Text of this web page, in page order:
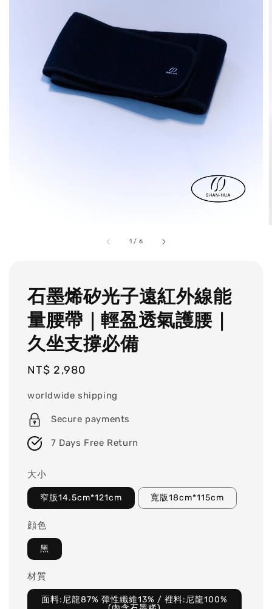
1 / 6
石墨烯矽光子遠紅外線能
量腰帶｜輕盈透氣護腰｜
久坐支撐必備
Regular
NT$ 2,980
worldwide shipping
Secure payments
7 Days Free Return
大小
窄版14.5cm*121cm 寬版18cm*115cm
顔色
黑
材質
面料:尼龍87% 彈性纖維13% / 裡料:尼龍100%